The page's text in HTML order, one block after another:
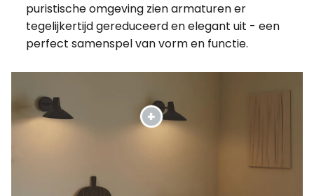
puristische omgeving zien armaturen er
tegelijkertijd gereduceerd en elegant uit - een
perfect samenspel van vorm en functie.